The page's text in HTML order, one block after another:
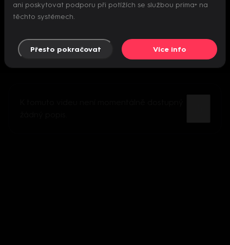
Nepodařilo se inicializovat přehrávač
ani poskytovat podporu při potížích se službou prima+ na
těchto systémech.
Přesto pokračovat Více info